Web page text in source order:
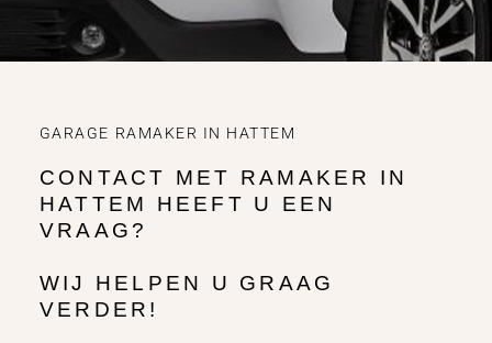
GARAGE RAMAKER IN HATTEM
CONTACT MET RAMAKER IN
HATTEM HEEFT U EEN
VRAAG?
WIJ HELPEN U GRAAG
VERDER!